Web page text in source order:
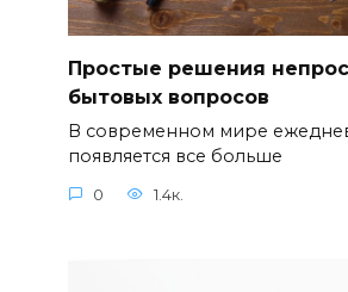
Простые решения
бытовых вопросов
В современном мире
появляется все больше
0 1.4к.